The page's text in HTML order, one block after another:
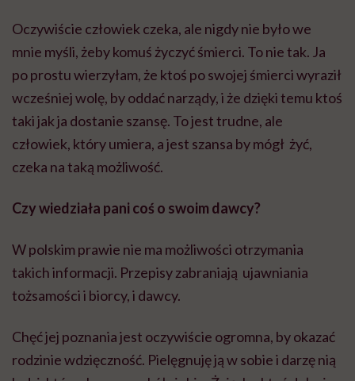
Oczywiście człowiek czeka, ale nigdy nie było we
mnie myśli, żeby komuś życzyć śmierci. To nie tak. Ja
po prostu wierzyłam, że ktoś po swojej śmierci wyraził
wcześniej wolę, by oddać narządy, i że dzięki temu ktoś
taki jak ja dostanie szansę. To jest trudne, ale
człowiek, który umiera, a jest szansa by mógł żyć,
czeka na taką możliwość.
Czy wiedziała pani coś o swoim dawcy?
W polskim prawie nie ma możliwości otrzymania
takich informacji. Przepisy zabraniają ujawniania
tożsamości i biorcy, i dawcy.
Chęć jej poznania jest oczywiście ogromna, by okazać
rodzinie wdzięczność. Pielęgnuję ją w sobie i darzę nią